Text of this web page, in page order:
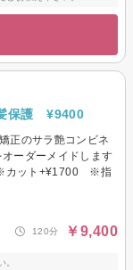
髪保護 ¥9400
正のサラ艶コンビネ
ーダーメイドします
カット+¥1700 ※指
120分 ￥9,400
。